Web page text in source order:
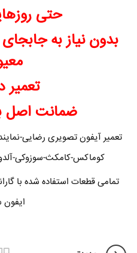
حتی
بدون نیاز به
تعمیر
ضمانت اصل
تعمیر آیفون تصویری رضایی-
کوماکس-کامکث-سوزوکی-آلدو-
تمامی قطعات استفاده شده با
ایفون